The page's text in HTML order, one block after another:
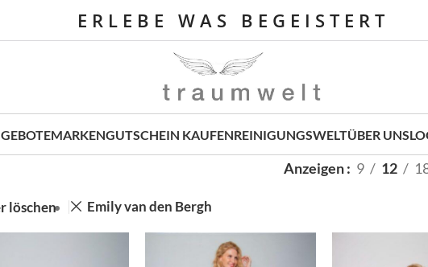
E R L E B E W A S B E G E I S T E R T
MARKENGUTSCHEIN KAUFENREINIGUNGSWELTÜBER UNS
Anzeigen 9 12
löschen Emily van den Bergh